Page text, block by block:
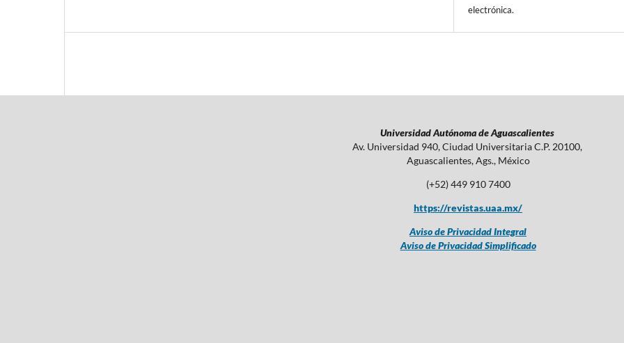
electrónica.
Universidad Autónoma de Aguascalientes
Av. Universidad 940, Ciudad Universitaria C.P. 20100,
Aguascalientes, Ags., México
(+52) 449 910 7400
https://revistas.uaa.mx/
Aviso de Privacidad Integral
Aviso de Privacidad Simplificado